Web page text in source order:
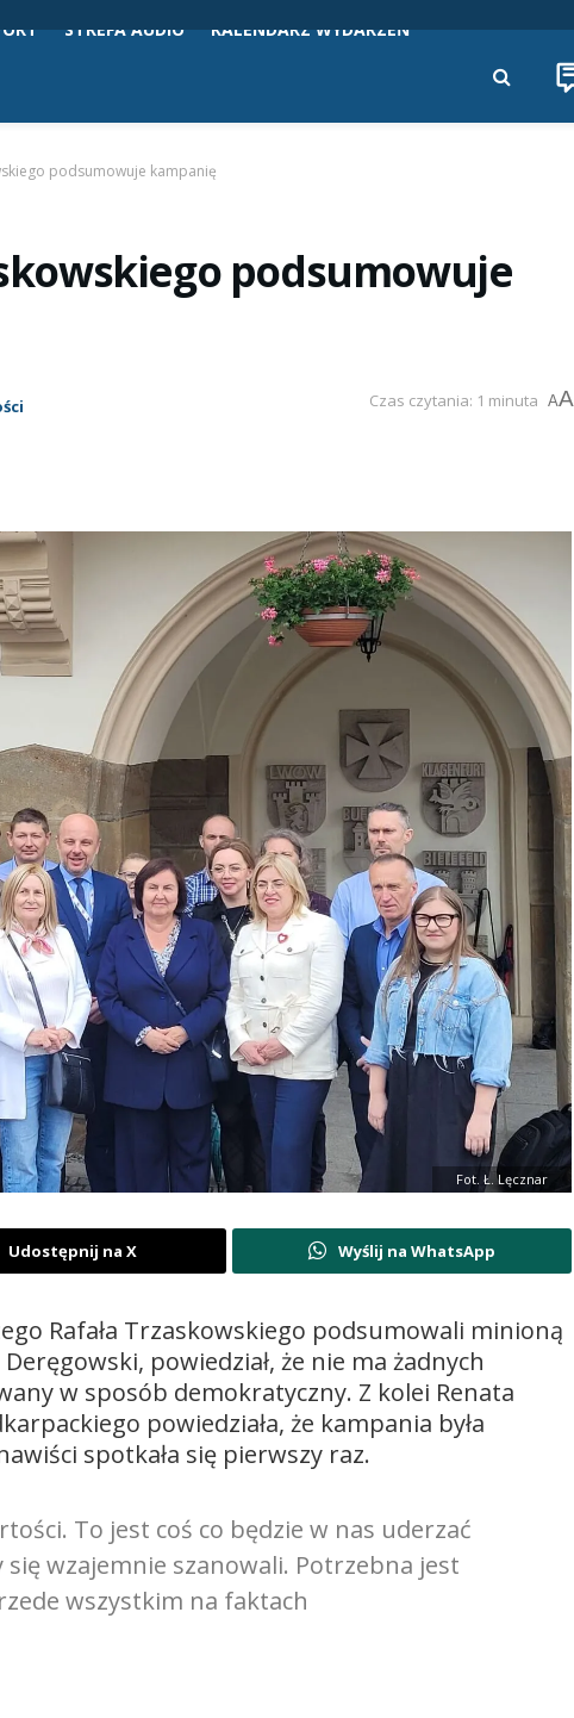
STREFA AUDIO KALENDARZ WYDARZEŃ
podsumowuje kampanię
podsumowuje
Czas czytania: 1 minuta AA
Fot. Ł. Lęcznar
Udostępnij na X Wyślij na WhatsApp
Rafała Trzaskowskiego podsumowali minioną
powiedział, że nie ma żadnych
w sposób demokratyczny. Z kolei Renata
powiedziała, że kampania była
spotkała się pierwszy raz.
To jest coś co będzie w nas uderzać
się wzajemnie szanowali. Potrzebna jest
wszystkim na faktach